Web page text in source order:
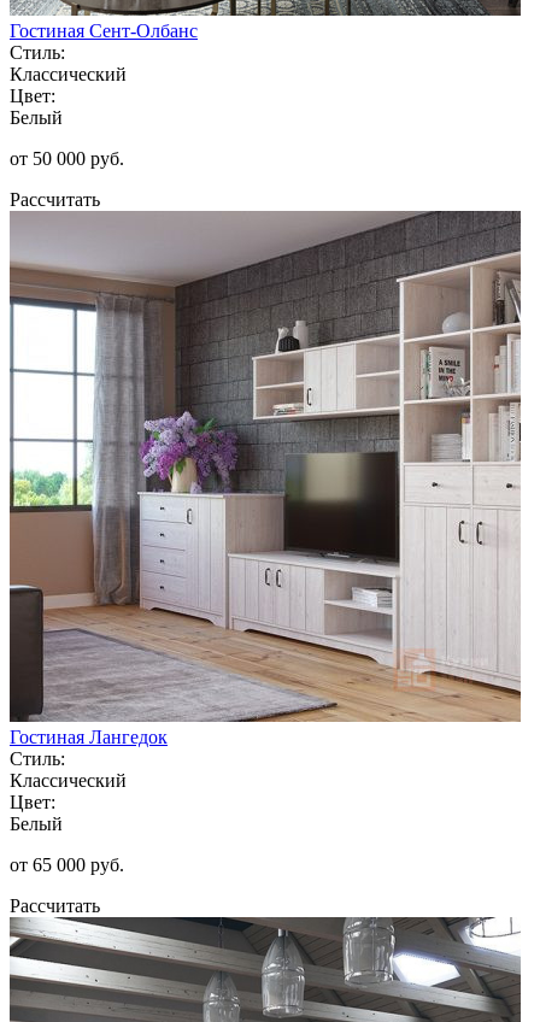
Гостиная Сент-Олбанс
Стиль:
Классический
Цвет:
Белый
от 50 000 руб.
Рассчитать
Гостиная Лангедок
Стиль:
Классический
Цвет:
Белый
от 65 000 руб.
Рассчитать